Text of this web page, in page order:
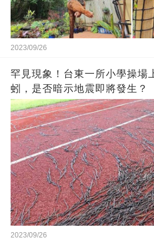
2023/09/26
罕見現象！台東一所小學操場
蚓，是否暗示地震即將發生？
2023/09/26